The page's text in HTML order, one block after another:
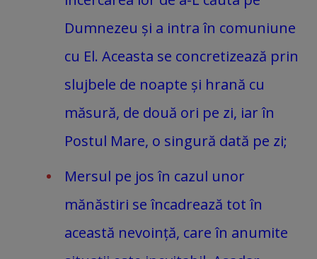
Dumnezeu și a intra în comuniune
cu El. Aceasta se concretizează prin
slujbele de noapte și hrană cu
măsură, de două ori pe zi, iar în
Postul Mare, o singură dată pe zi;
Mersul pe jos în cazul unor
mănăstiri se încadrează tot în
această nevoință, care în anumite